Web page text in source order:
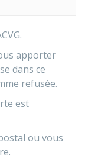
apporter
dans ce
refusée.
est
ou vous